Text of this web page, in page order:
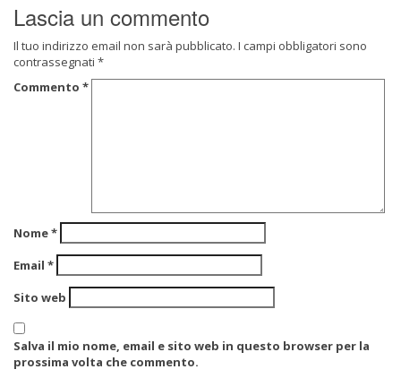
Lascia un commento
Il tuo indirizzo email non sarà pubblicato. I campi obbligatori sono
contrassegnati *
Commento *
Nome*
Email *
Sito web
Salva il mio nome, email e sito web in questo browser per la
prossima volta che commento.